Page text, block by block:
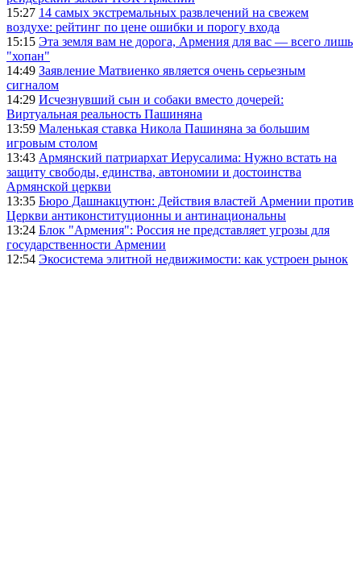
15:27 14 самых экстремальных развлечений на свежем
воздухе: рейтинг по цене ошибки и порогу входа
15:15 Эта земля вам не дорога, Армения для вас — всего лишь
"хопан"
14:49 Заявление Матвиенко является очень серьезным
сигналом
14:29 Исчезнувший сын и собаки вместо дочерей:
Виртуальная реальность Пашиняна
13:59 Маленькая ставка Никола Пашиняна за большим
игровым столом
13:43 Армянский патриархат Иерусалима: Нужно встать на
защиту свободы, единства, автономии и достоинства
Армянской церкви
13:35 Бюро Дашнакцутюн: Действия властей Армении против
Церкви антиконституционны и антинациональны
13:24 Блок "Армения": Россия не представляет угрозы для
государственности Армении
12:54 Экосистема элитной недвижимости: как устроен рынок